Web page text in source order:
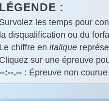
LÉGENDE :
Survolez les temps pour
la disqualification ou du
Le chiffre en italique
Cliquez sur une épreuve
:--.--: Épreuve non